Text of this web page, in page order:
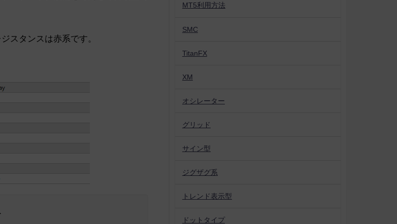
スタンスは赤系です。
MT5利用方法
SMC
TitanFX
XM
オシレーター
グリッド
サイン型
ジグザグ系
トレンド表示型
ドットタイプ